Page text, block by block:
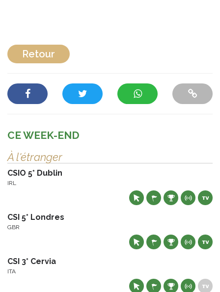
Retour
CE WEEK-END
À l'étranger
CSIO 5* Dublin
IRL
CSI 5* Londres
GBR
CSI 3* Cervia
ITA